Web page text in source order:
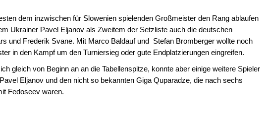
dem inzwischen für Slowenien spielenden Großmeister den Rang ablaufen
Ukrainer Pavel Eljanov als Zweitem der Setzliste auch die deutschen
und Frederik Svane. Mit Marco Baldauf und Stefan Bromberger wollte noch
in den Kampf um den Turniersieg oder gute Endplatzierungen eingreifen.
gleich von Beginn an an die Tabellenspitze, konnte aber einige weitere Spieler
Eljanov und den nicht so bekannten Giga Quparadze, die nach sechs
Fedoseev waren.